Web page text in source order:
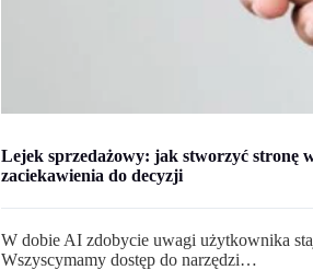
Lejek sprzedażowy: jak stworzyć stronę
zaciekawienia do decyzji
W dobie AI zdobycie uwagi użytkownika
Wszyscymamy dostęp do narzędzi…